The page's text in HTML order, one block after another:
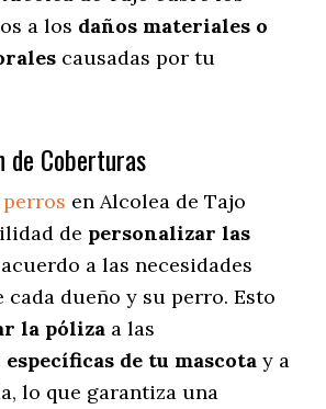
a los daños materiales o
causadas por tu
de Coberturas
en Alcolea de Tajo
de personalizar las
a las necesidades
dueño y su perro. Esto
la póliza a las
específicas de tu mascota y a
lo que garantiza una